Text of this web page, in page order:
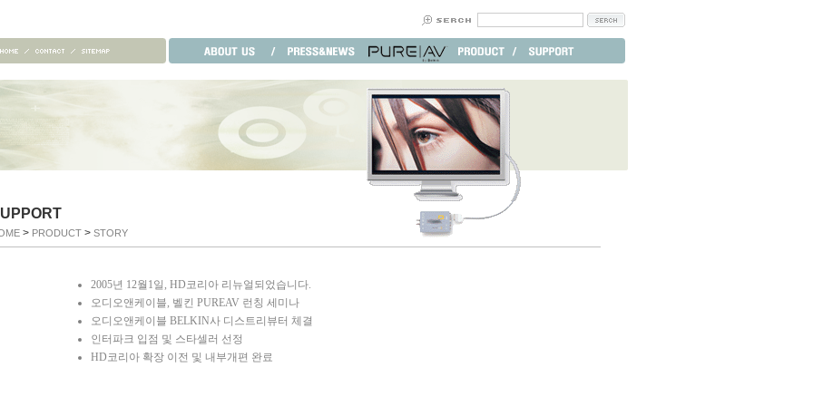
> PRODUCT > STORY
2005년 12월1일, HD코리아 리뉴얼되었습니다.
오디오앤케이블, 벨킨 PUREAV 런칭 세미나
오디오앤케이블 BELKIN사 디스트리뷰터 체결
인터파크 입점 및 스타셀러 선정
HD코리아 확장 이전 및 내부개편 완료